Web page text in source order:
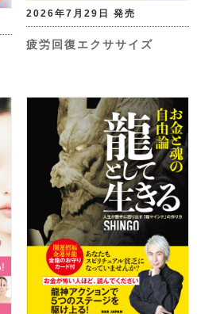
2026年7月29日 発売
疲労回復エクササイズ